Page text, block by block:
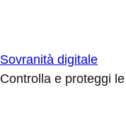
Sovranità digitale
Controlla e proteggi